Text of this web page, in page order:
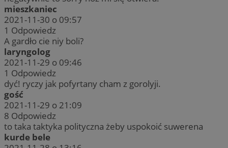
mieszkaniec
2021-11-30 o 09:57
1 Odpowiedz
A gardło cie niy boli?
laryngolog
2021-11-29 o 09:46
1 Odpowiedz
dyć! ryczy jak pofyrtany cham z gorolyji.
gość
2021-11-29 o 21:09
8 Odpowiedz
to taka taktyka polityczna żeby uspokoić suwerena
kurde bele